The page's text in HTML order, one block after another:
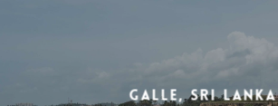
Galle, Sri Lanka